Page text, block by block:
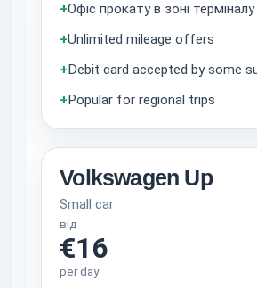
+Офіс прокату в зоні терміналу
+Unlimited mileage offers
+Debit card accepted by some
+Popular for regional trips
Volkswagen Up
Small car
від
€16
per day